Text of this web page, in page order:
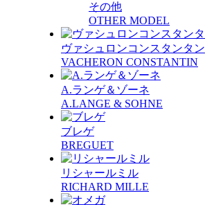
その他
OTHER MODEL
ヴァシュロンコンスタンタン
VACHERON CONSTANTIN
A.ランゲ＆ゾーネ
A.LANGE & SOHNE
ブレゲ
BREGUET
リシャールミル
RICHARD MILLE